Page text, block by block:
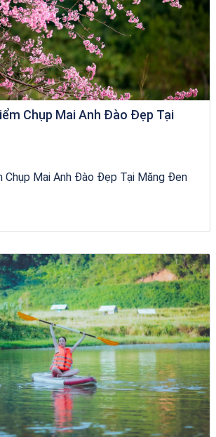
Chụp Mai Anh Đào Đẹp Tại
Chụp Mai Anh Đào Đẹp Tại Măng Đen
Quy Nhơn